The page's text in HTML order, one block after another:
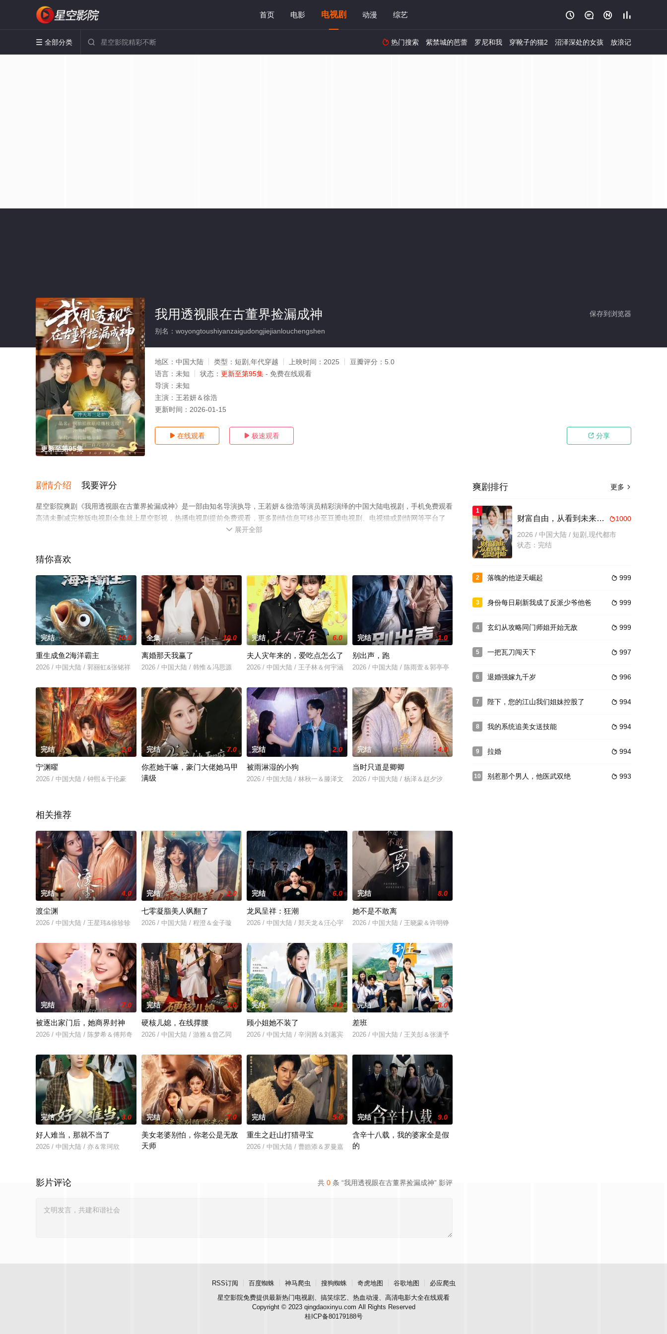
首页 电影 电视剧 动漫 综艺    
 全部分类   热门搜索 紫禁城的芭蕾 罗尼和我 穿靴子的猫2 沼泽深处的女孩 放浪记
更新至第95集
保存到浏览器
我用透视眼在古董界捡漏成神
别名：woyongtoushiyanzaigudongjiejianlouchengshen
地区： 中国大陆 类型： 短剧,年代穿越 上映时间： 2025 豆瓣评分： 5.0
语言： 未知 状态： 更新至第95集 - 免费在线观看
导演： 未知
主演： 王若妍＆徐浩
更新时间： 2026-01-15
 在线观看  极速观看  分享
剧情介绍 我要评分
星空影院爽剧《我用透视眼在古董界捡漏成神》是一部由知名导演执导，王若妍＆徐浩等演员精彩演绎的中国大陆电视剧，手机免费观看
高清未删减完整版电视剧全集就上星空影视，热播电视剧提前免费观看，更多剧情信息可移步至豆瓣电视剧、电视猫或剧情网等平台了
 展开全部
猜你喜欢
完结 10.0
重生成鱼2海洋霸主
2026 / 中国大陆 / 郭丽虹&张铭祥
全集 10.0
离婚那天我赢了
2026 / 中国大陆 / 韩惟＆冯思源
完结 6.0
夫人灾年来的，爱吃点怎么了
2026 / 中国大陆 / 王子林＆何宇涵
完结 1.0
别出声，跑
2026 / 中国大陆 / 陈雨萱＆郭亭亭
完结 2.0
宁渊曜
2026 / 中国大陆 / 钟熙＆于伦豪
完结 7.0
你惹她干嘛，豪门大佬她马甲
满级
完结 2.0
被雨淋湿的小狗
2026 / 中国大陆 / 林秋一＆滕泽文
完结 4.0
当时只道是卿卿
2026 / 中国大陆 / 杨泽＆赵夕汐
相关推荐
完结 4.0
渡尘渊
2026 / 中国大陆 / 王星玮&徐轸轸
完结 2.0
七零凝脂美人飒翻了
2026 / 中国大陆 / 程澄＆金子璇
完结 6.0
龙凤呈祥：狂潮
2026 / 中国大陆 / 郑天龙＆汪心宇
完结 8.0
她不是不敢离
2026 / 中国大陆 / 王晓蒙＆许明铮
完结 7.0
被逐出家门后，她商界封神
2026 / 中国大陆 / 陈梦希＆傅邦奇
完结 3.0
硬核儿媳，在线撑腰
2026 / 中国大陆 / 游雅＆曾乙同
完结 4.0
顾小姐她不装了
2026 / 中国大陆 / 辛润茜＆刘蕙宾
完结 8.0
差班
2026 / 中国大陆 / 王关彭＆张潇予
完结 3.0
好人难当，那就不当了
2026 / 中国大陆 / 亦＆常珂欣
完结 7.0
美女老婆别怕，你老公是无敌
天师
完结 5.0
重生之赶山打猎寻宝
2026 / 中国大陆 / 曹皓添＆罗曼嘉
完结 9.0
含辛十八载，我的婆家全是假
的
共 0 条 “我用透视眼在古董界捡漏成神” 影评
影片评论
更多 
爽剧排行
1
1000
财富自由，从看到未来信息开始
2026 / 中国大陆 / 短剧,现代都市
状态：完结
2  999
落魄的他逆天崛起
3  999
身份每日刷新我成了反派少爷他爸
4  999
玄幻从攻略同门师姐开始无敌
5  997
一把瓦刀闯天下
6  996
退婚强嫁九千岁
7  994
陛下，您的江山我们姐妹控股了
8  994
我的系统追美女送技能
9  994
拉婚
10  993
别惹那个男人，他医武双绝
RSS订阅 百度蜘蛛 神马爬虫 搜狗蜘蛛 奇虎地图 谷歌地图
必应爬虫
星空影院免费提供最新热门电视剧、搞笑综艺、热血动漫、高清电影大全在线观看
Copyright © 2023 qingdaoxinyu.com All Rights Reserved
桂ICP备80179188号